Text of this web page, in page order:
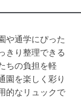
や通学にぴった
きり整理できる
ちの負担を軽
園を楽しく彩り
的なリュックで